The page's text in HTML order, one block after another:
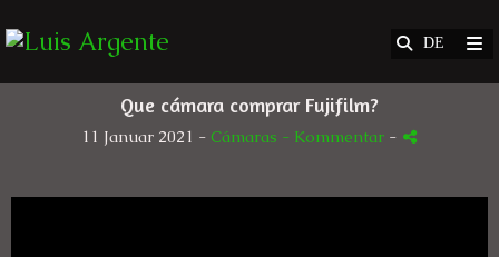
Que cámara comprar Fujifilm?
11 Januar 2021 - Cámaras - Kommentar -